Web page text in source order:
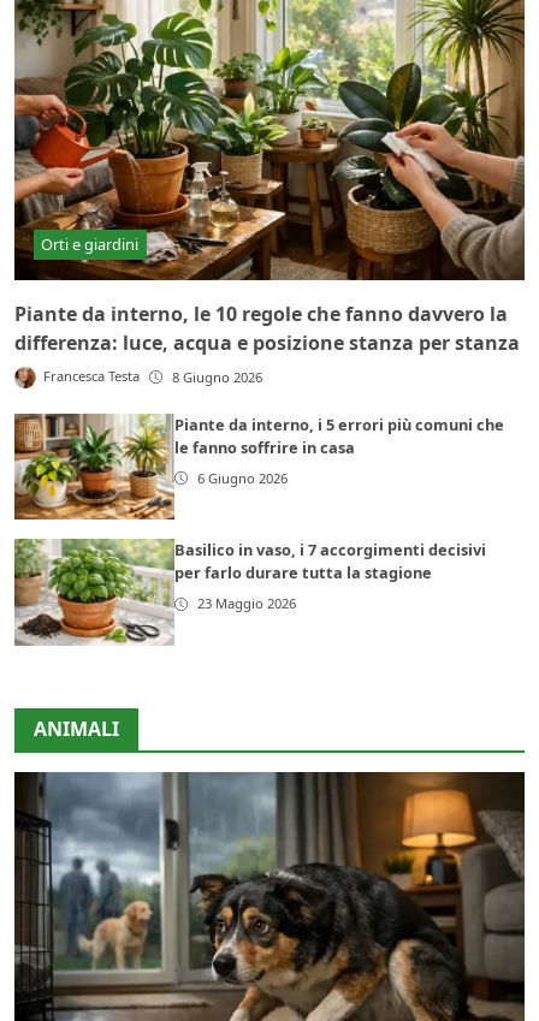
Orti e giardini
Piante da interno, le 10 regole che fanno davvero la
differenza: luce, acqua e posizione stanza per stanza
Francesca Testa 8 Giugno 2026
Piante da interno, i 5 errori più comuni che
le fanno soffrire in casa
6 Giugno 2026
Basilico in vaso, i 7 accorgimenti decisivi
per farlo durare tutta la stagione
23 Maggio 2026
ANIMALI